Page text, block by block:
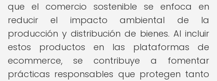
que el comercio sostenible se enfoca en
reducir el impacto ambiental de la
producción y distribución de bienes. Al incluir
estos productos en las plataformas de
ecommerce, se contribuye a fomentar
prácticas responsables que protegen tanto